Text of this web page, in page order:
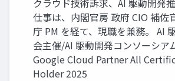
クラウド技術訴求、AI 駆動開発
仕事は、内閣官房 政府 CIO 補佐
庁 PM を経て、現職を兼務。 AI
会主催/AI 駆動開発コンソーシア
Google Cloud Partner All
Holder 2025